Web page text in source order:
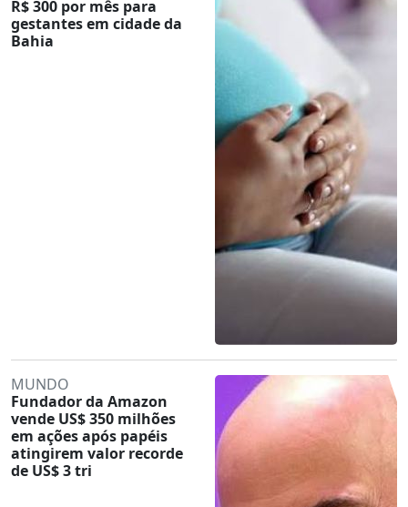
R$ 300 por mês para
gestantes em cidade da
Bahia
MUNDO
Fundador da Amazon
vende US$ 350 milhões
em ações após papéis
atingirem valor recorde
de US$ 3 tri